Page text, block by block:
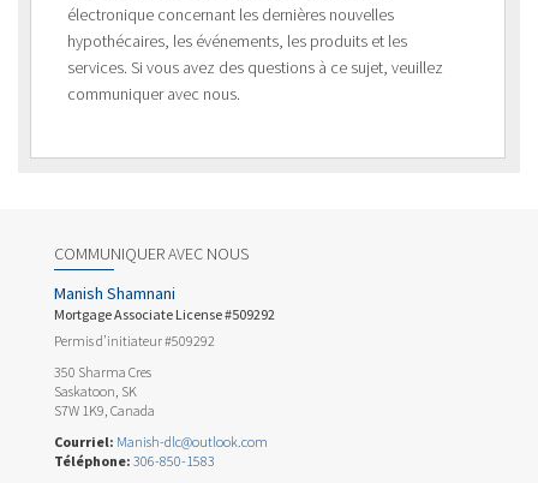
électronique concernant les dernières nouvelles
hypothécaires, les événements, les produits et les
services. Si vous avez des questions à ce sujet, veuillez
communiquer avec nous.
COMMUNIQUER AVEC NOUS
Manish Shamnani
Mortgage Associate License #509292
Permis d’initiateur #509292
350 Sharma Cres
Saskatoon, SK
S7W 1K9, Canada
Courriel: Manish-dlc@outlook.com
Téléphone: 306-850-1583